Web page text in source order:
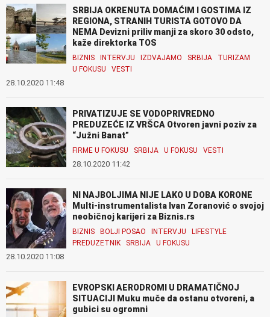
SRBIJA OKRENUTA DOMAĆIM I GOSTIMA IZ
REGIONA, STRANIH TURISTA GOTOVO DA
NEMA Devizni priliv manji za skoro 30 odsto,
kaže direktorka TOS
BIZNIS INTERVJU IZDVAJAMO SRBIJA
TURIZAM
U FOKUSU
VESTI
28.10.2020 11:48
PRIVATIZUJE SE VODOPRIVREDNO
PREDUZEĆE IZ VRŠCA Otvoren javni poziv za
“Južni Banat”
FIRME U FOKUSU SRBIJA U FOKUSU VESTI
28.10.2020 11:42
NI NAJBOLJIMA NIJE LAKO U DOBA KORONE
Multi-instrumentalista Ivan Zoranović o svojoj
neobičnoj karijeri za Biznis.rs
BIZNIS BOLJI POSAO INTERVJU
LIFESTYLE
PREDUZETNIK
SRBIJA U FOKUSU
28.10.2020 11:08
EVROPSKI AERODROMI U DRAMATIČNOJ
SITUACIJI Muku muče da ostanu otvoreni, a
gubici su ogromni